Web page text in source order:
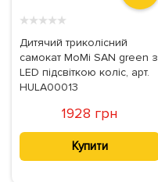
★★★★★
Дитячий триколісний
самокат MoMi SAN green з
LED підсвіткою коліс, арт.
HULA00013
1928 грн
Купити